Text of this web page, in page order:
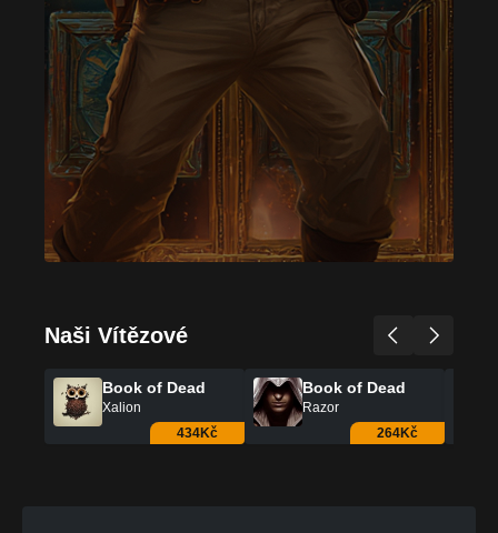
Naši Vítězové
Book of Dead
Xalion
434Kč
Book of Dead
Razor
264Kč